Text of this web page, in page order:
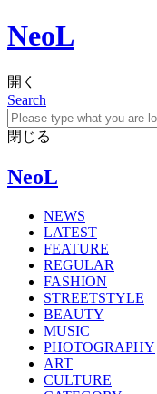
NeoL
開く
Search
閉じる
NeoL
NEWS
LATEST
FEATURE
REGULAR
FASHION
STREETSTYLE
BEAUTY
MUSIC
PHOTOGRAPHY
ART
CULTURE